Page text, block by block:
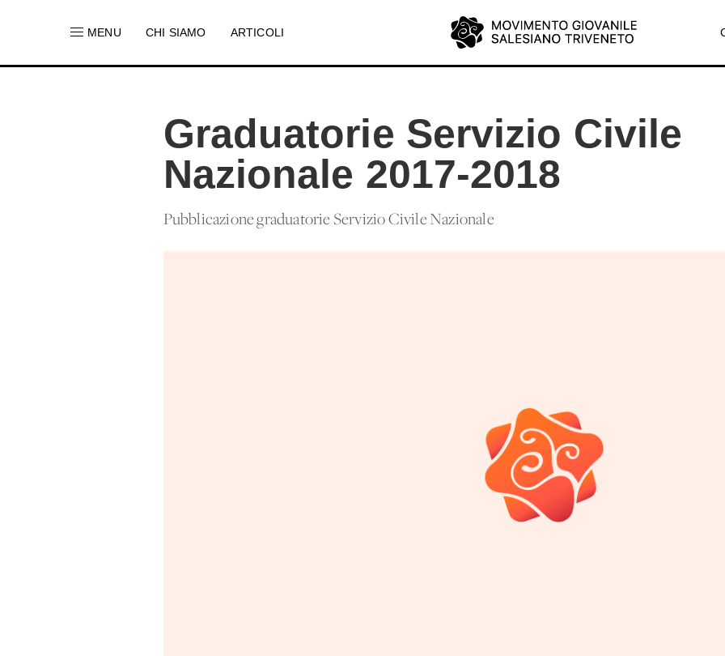
MENU CHI SIAMO ARTICOLI
Graduatorie Servizio Civile
Nazionale 2017-2018
Pubblicazione graduatorie Servizio Civile Nazionale